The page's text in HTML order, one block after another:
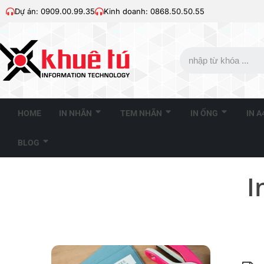
Dự án: 0909.00.99.35 Kinh doanh: 0868.50.50.55
HOME IN NHÃN TEM NHÃN IN ỐNG IN
BLOG